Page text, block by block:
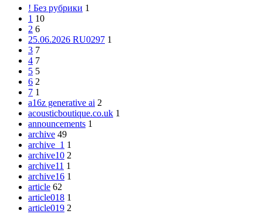
! Без рубрики 1
1 10
2 6
25.06.2026 RU0297 1
3 7
4 7
5 5
6 2
7 1
a16z generative ai 2
acousticboutique.co.uk 1
announcements 1
archive 49
archive_1 1
archive10 2
archive11 1
archive16 1
article 62
article018 1
article019 2